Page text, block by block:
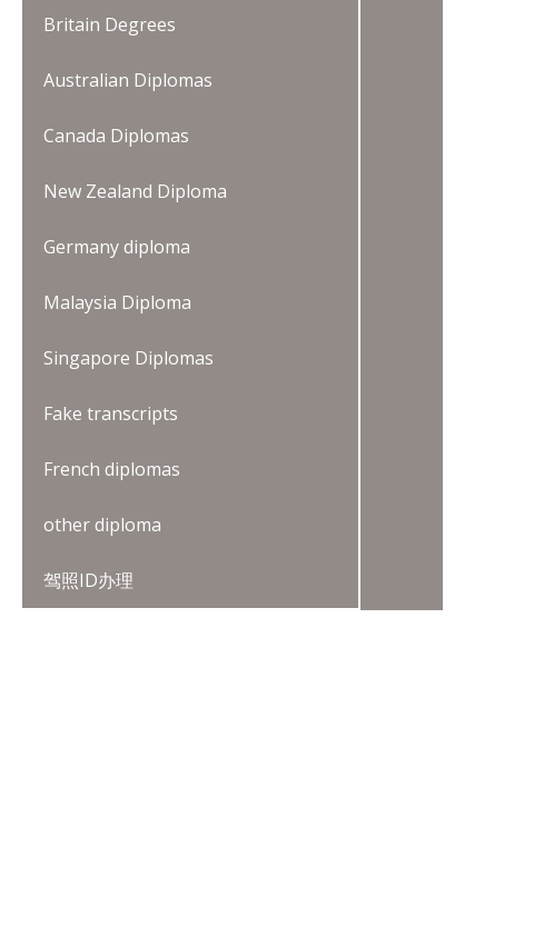
Britain Degrees
Australian Diplomas
Canada Diplomas
New Zealand Diploma
Germany diploma
Malaysia Diploma
Singapore Diplomas
Fake transcripts
French diplomas
other diploma
驾照ID办理